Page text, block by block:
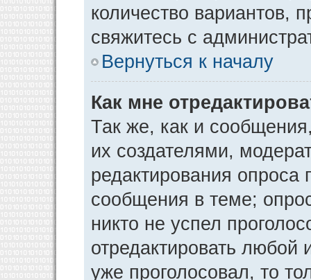
количество вариантов,
свяжитесь с
Вернуться к началу
Как мне
Так же, как и
их создателями,
редактирования опроса
сообщения в теме;
никто не успел
отредактировать любой
уже проголосовал, то